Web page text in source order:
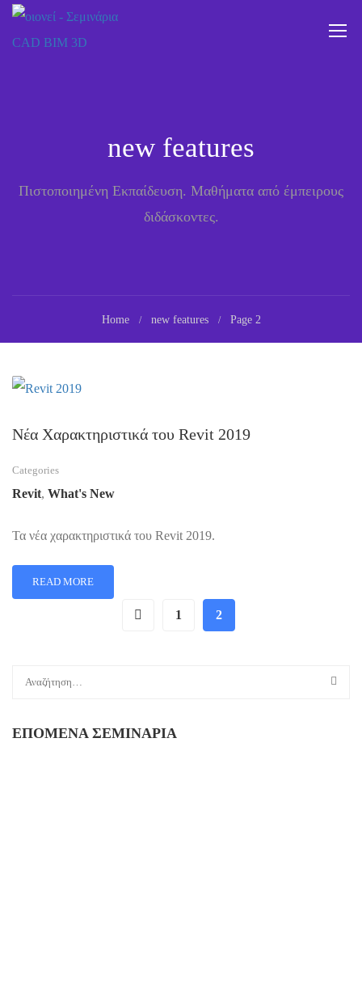
new features
Πιστοποιημένη Εκπαίδευση. Μαθήματα από έμπειρους
διδάσκοντες.
Home new features Page 2
Νέα Χαρακτηριστικά του Revit 2019
Categories
Revit, What's New
Τα νέα χαρακτηριστικά του Revit 2019.
READ MORE
1 2
ΕΠΌΜΕΝΑ ΣΕΜΙΝΆΡΙΑ